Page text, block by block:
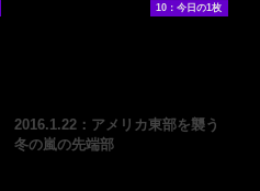
10：今日の1枚
2016.1.22：アメリカ東部を襲う
冬の嵐の先端部